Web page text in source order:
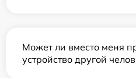
Может ли вместо меня
устройство другой